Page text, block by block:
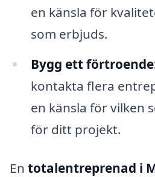
en känsla för
som erbjuds.
Bygg ett
kontakta flera
en känsla för vilken
för ditt projekt.
En totalentreprenad i